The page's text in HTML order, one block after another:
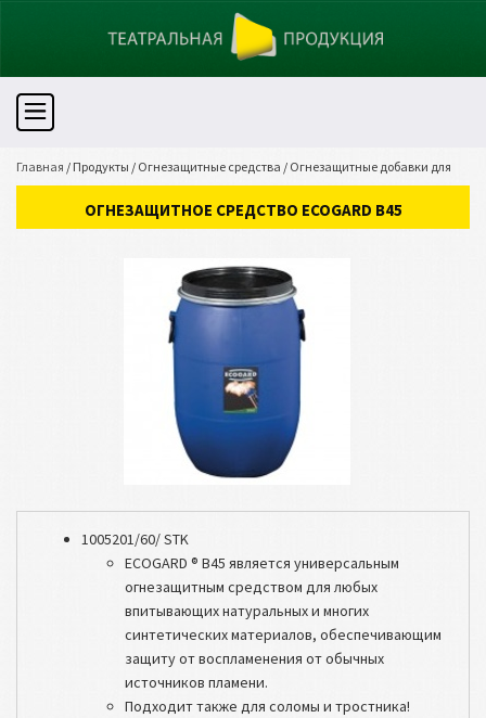
Главная / Продукты / Огнезащитные средства / Огнезащитные добавки для
ОГНЕЗАЩИТНОЕ СРЕДСТВО ECOGARD B45
ОГНЕЗАЩИТНОЕ СРЕДСТВО ECOGARD B45
1005201/60/ STK
ECOGARD ® B45 является универсальным
огнезащитным средством для любых
впитывающих натуральных и многих
синтетических материалов, обеспечивающим
защиту от воспламенения от обычных
источников пламени.
Подходит также для соломы и тростника!